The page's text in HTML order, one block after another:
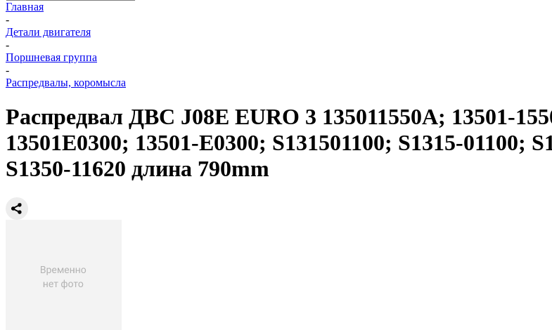
Главная
-
Детали двигателя
-
Поршневая группа
-
Распредвалы, коромысла
Распредвал ДВС J08E EURO 3 135011550A; 13501-
13501E0300; 13501-E0300; S131501100; S1315-01100;
S1350-11620 длина 790mm